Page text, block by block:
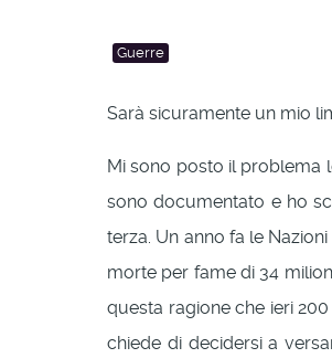
Guerre
Sarà sicuramente un mio
Mi sono posto il problema
sono documentato e ho
terza. Un anno fa le
morte per fame di 34
questa ragione che ieri
chiede di decidersi a